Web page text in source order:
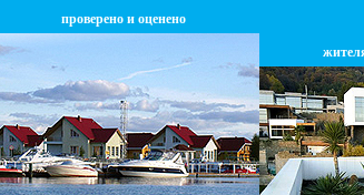
проверено и оценено